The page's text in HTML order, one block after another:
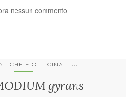
nessun commento
E OFFICINALI ...
gyrans